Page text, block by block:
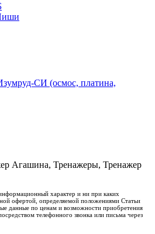
СИ (осмос, платина,
Агашина, Тренажеры, Тренажер
характер и ни при каких
офертой, определяемой положениями Статьи
данные по ценам и возможности приобретения
телефонного звонка или письма через